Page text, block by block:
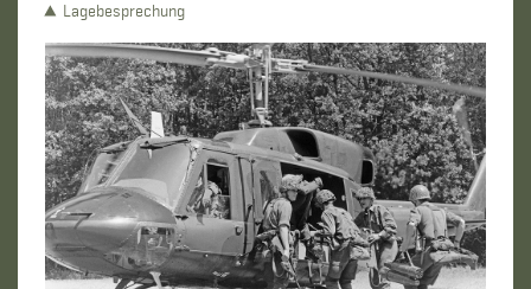
Lagebesprechung